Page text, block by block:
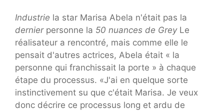
Industrie la star Marisa Abela n'était pas la
dernierpersonne la 50 nuances de GreyLe
réalisateur a rencontré, mais comme elle le
pensait d'autres actrices, Abela était « la
personne qui franchissait la porte » à chaque
étape du processus. «J'ai en quelque sorte
instinctivement su que c'était Marisa. Je veux
donc décrire ce processus long et ardu de